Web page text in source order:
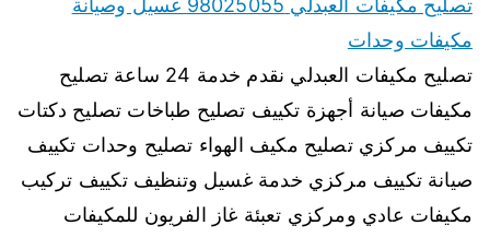
تصليح مكيفات العبدلي 98025055 غسيل وصيانة
مكيفات وحدات
تصليح مكيفات العبدلي نقدم خدمة 24 ساعة تصليح
مكيفات صيانة أجهزة تكييف تصليح طباخات تصليح دكتات
تكييف مركزي تصليح مكيف الهواء تصليح وحدات تكييف
صيانة تكييف مركزي خدمة غسيل وتنظيف تكييف تركيب
مكيفات عادي ومركزي تعبئة غاز الفريون للمكيفات